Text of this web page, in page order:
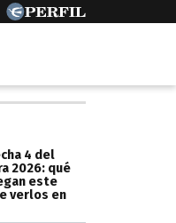
4 del
2026: qué
este
verlos en